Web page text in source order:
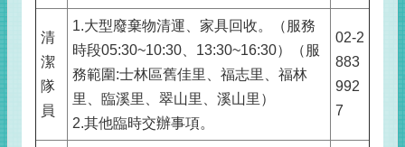
清
潔
隊
員
1.大型廢棄物清運、家具回收。（服務
時段05:30~10:30、13:30~16:30）（服
務範圍:士林區舊佳里、福志里、福林
里、臨溪里、翠山里、溪山里）
2.其他臨時交辦事項。
02-2
883
992
7